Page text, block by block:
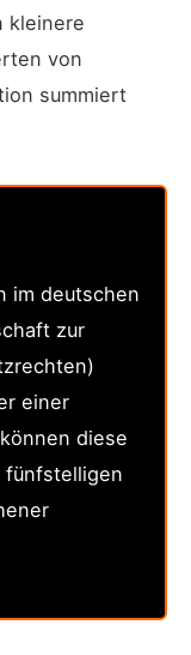
kleinere
von
summiert
im deutschen
zur
einer
diese
fünfstelligen